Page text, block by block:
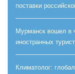
поставки
Мурманск вошел в
иностранных
Климатолог: